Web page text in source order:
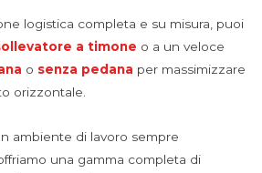
logistica completa e su misura, puoi
a timone o a un veloce
o senza pedana per massimizzare
orizzontale.
ambiente di lavoro sempre
una gamma completa di